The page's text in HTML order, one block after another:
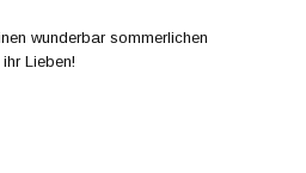
wunderbar sommerlichen
Lieben!